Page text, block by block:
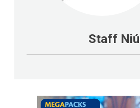
Staff Niú